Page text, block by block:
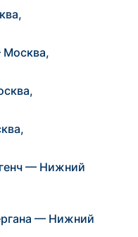
— Нижний
— Нижний